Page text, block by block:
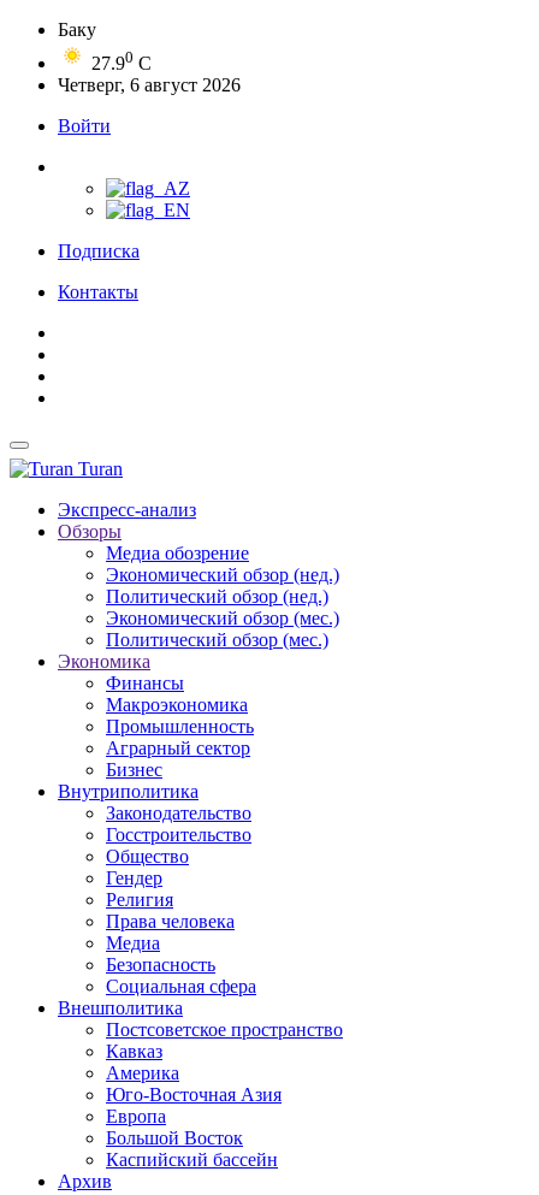
Баку
27.90 C
Четверг, 6 август 2026
Войти
Подписка
Контакты
Turan
Экспресс-анализ
Обзоры
Медиа обозрение
Экономический обзор (нед.)
Политический обзор (нед.)
Экономический обзор (мес.)
Политический обзор (мес.)
Экономика
Финансы
Макроэкономика
Промышленность
Аграрный сектор
Бизнес
Внутриполитика
Законодательство
Госстроительство
Общество
Гендер
Религия
Права человека
Медиа
Безопасность
Социальная сфера
Внешполитика
Постсоветское пространство
Кавказ
Америка
Юго-Восточная Азия
Европа
Большой Восток
Каспийский бассейн
Архив